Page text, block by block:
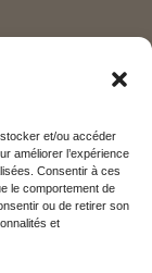
et/ou accéder
améliorer l’expérience
Consentir à ces
le comportement de
ou de retirer son
et